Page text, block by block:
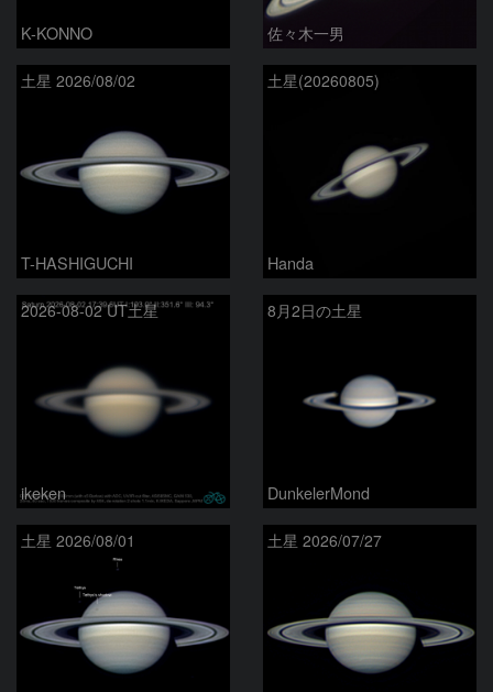
K-KONNO 佐々木一男
土星 2026/08/02
T-HASHIGUCHI
土星(20260805)
Handa
2026-08-02 UT土星
ikeken
8月2日の土星
DunkelerMond
土星 2026/08/01 土星 2026/07/27